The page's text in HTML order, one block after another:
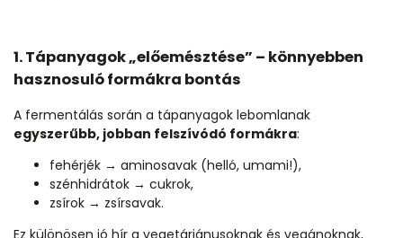
1. Tápanyagok „előemésztése” – könnyebben
hasznosuló formákra bontás
A fermentálás során a tápanyagok lebomlanak
egyszerűbb, jobban felszívódó formákra:
fehérjék → aminosavak (helló, umami!),
szénhidrátok → cukrok,
zsírok → zsírsavak.
Ez különösen jó hír a vegetáriánusoknak és vegánoknak,